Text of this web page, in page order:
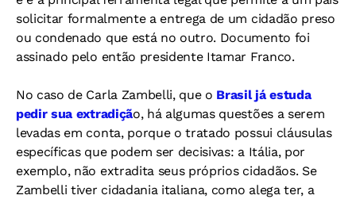
solicitar formalmente a entrega de um cidadão preso
ou condenado que está no outro. Documento foi
assinado pelo então presidente Itamar Franco.
No caso de Carla Zambelli, que o Brasil já estuda
pedir sua extradição, há algumas questões a serem
levadas em conta, porque o tratado possui cláusulas
específicas que podem ser decisivas: a Itália, por
exemplo, não extradita seus próprios cidadãos. Se
Zambelli tiver cidadania italiana, como alega ter, a